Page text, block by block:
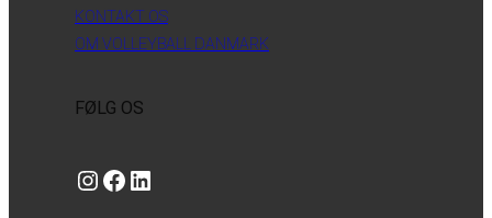
KONTAKT OS
OM VOLLEYBALL DANMARK
FØLG OS
Instagram https://www.facebook.com/danishbeachvolleytour LinkedIn